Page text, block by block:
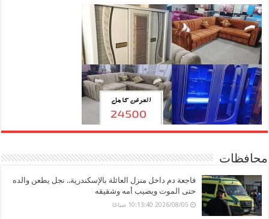
محافظات
فاجعة دم داخل منزل العائلة بالإسكندرية.. نجل يطعن والده
حتى الموت ويصيب أمه وشقيقه
2026/08/05 10:13:40 صباحًا